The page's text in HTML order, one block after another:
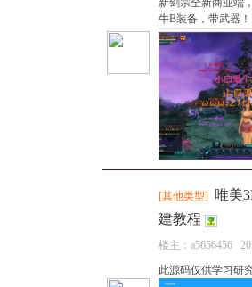
牛B装备，带武器
[其他类型] 唯美
建教程
楼主： a5656456
此源码仅供学习研